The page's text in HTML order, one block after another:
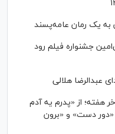
به یک رمان عامه‌پسند
جشنواره فیلم رود
عبدالرضا هلالی
هفته؛ از «پدرم یه آدم
«دور دست» و «برون